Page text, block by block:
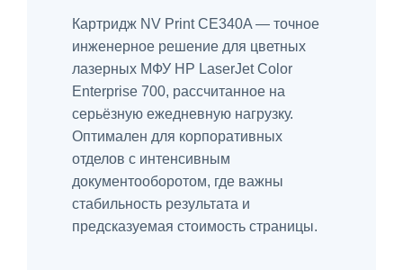
Картридж NV Print CE340A — точное
инженерное решение для цветных
лазерных МФУ HP LaserJet Color
Enterprise 700, рассчитанное на
серьёзную ежедневную нагрузку.
Оптимален для корпоративных
отделов с интенсивным
документооборотом, где важны
стабильность результата и
предсказуемая стоимость страницы.